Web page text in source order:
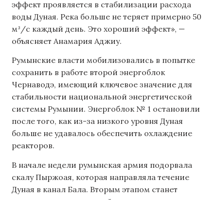
эффект проявляется в стабилизации расхода
воды Дуная. Река больше не теряет примерно 50
м³/с каждый день. Это хороший эффект», —
объясняет Анамария Аджиу.
Румынские власти мобилизовались в попытке
сохранить в работе второй энергоблок
Чернаводэ, имеющий ключевое значение для
стабильности национальной энергетической
системы Румынии. Энергоблок № 1 остановили
после того, как из-за низкого уровня Дуная
больше не удавалось обеспечить охлаждение
реакторов.
В начале недели румынская армия подорвала
скалу Пыржоая, которая направляла течение
Дуная в канал Бала. Вторым этапом станет